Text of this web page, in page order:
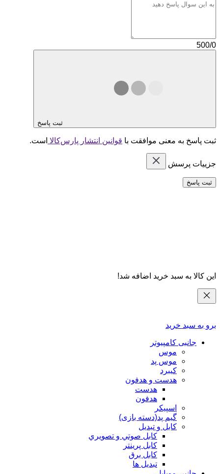
500/0
ثبت پاسخ
ثبت پاسخ به معنی موافقت با قوانین انتشار پارس‌کالا است.
جزییات پرسش
ثبت پاسخ
این کالا به سبد خرید اضافه شد!
برو به سبد خرید
جانبی کامپیوتر
موس
موس پد
کیبرد
هدست و هدفون
هدست
هدفون
اسپیکر
گیم پد(دسته بازی)
کابل و تبدیل
كابل صوتي و تصويري
کابل پرینتر
کابل برق
تبدیل ها